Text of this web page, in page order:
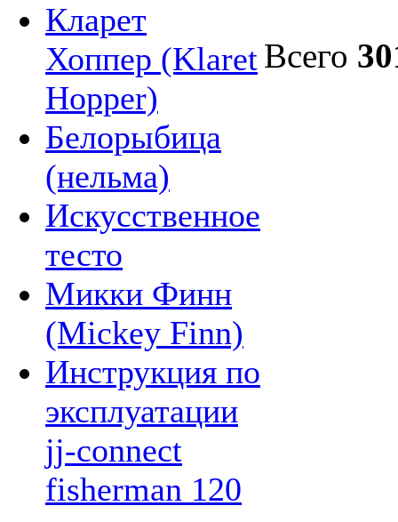
Кларет
Хоппер (Klaret
Hopper)
Белорыбица
(нельма)
Искусственное
тесто
Микки Финн
(Mickey Finn)
Инструкция по
эксплуатации
jj-connect
fisherman 120
Всего